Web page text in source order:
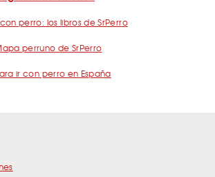
perro: los libros de SrPerro
perruno de SrPerro
ir con perro en España